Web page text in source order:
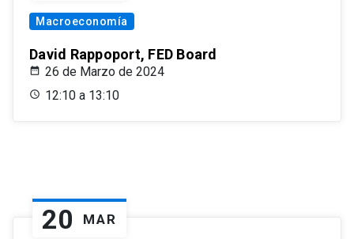
Macroeconomía
David Rappoport, FED Board
26 de Marzo de 2024
12:10 a 13:10
20 MAR